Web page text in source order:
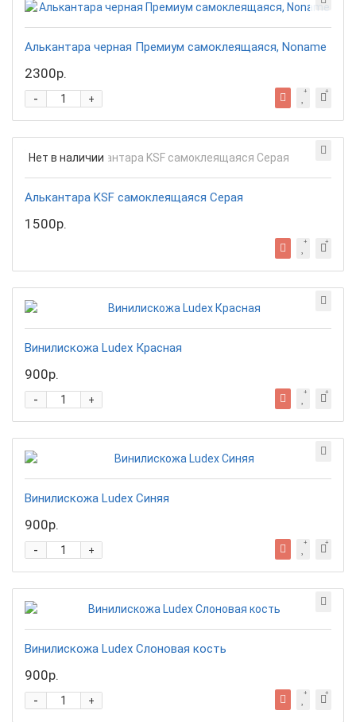
Алькантара черная Премиум самоклеящаяся, Noname
2300р.
+
-
Нет в наличии
Алькантара KSF самоклеящаяся Серая
1500р.
Винилискожа Ludex Красная
900р.
+
-
Винилискожа Ludex Синяя
900р.
+
-
Винилискожа Ludex Слоновая кость
900р.
+
-